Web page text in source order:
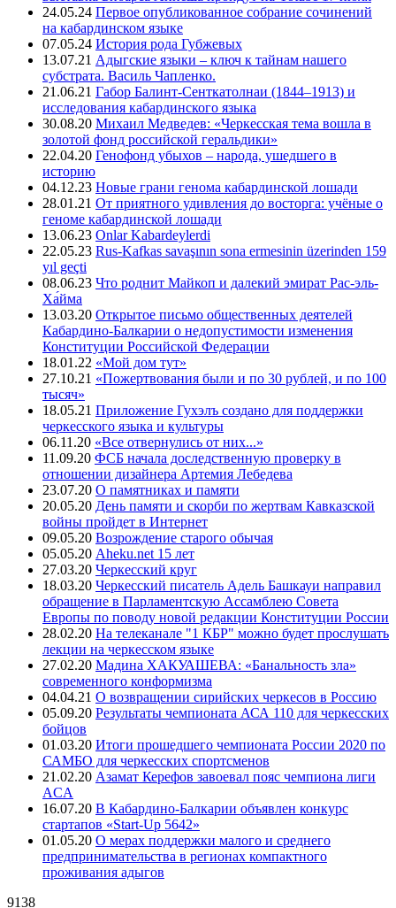
24.05.24 Первое опубликованное собрание сочинений
на кабардинском языке
07.05.24 История рода Губжевых
13.07.21 Адыгские языки – ключ к тайнам нашего
субстрата. Василь Чапленко.
21.06.21 Габор Балинт-Сенткатолнаи (1844–1913) и
исследования кабардинского языка
30.08.20 Михаил Медведев: «Черкесская тема вошла в
золотой фонд российской геральдики»
22.04.20 Генофонд убыхов – народа, ушедшего в
историю
04.12.23 Новые грани генома кабардинской лошади
28.01.21 От приятного удивления до восторга: учёные о
геноме кабардинской лошади
13.06.23 Onlar Kabardeylerdi
22.05.23 Rus-Kafkas savaşının sona ermesinin üzerinden 159
yıl geçti
08.06.23 Что роднит Майкоп и далекий эмират Рас-эль-
Ха́йма
13.03.20 Открытое письмо общественных деятелей
Кабардино-Балкарии о недопустимости изменения
Конституции Российской Федерации
18.01.22 «Мой дом тут»
27.10.21 «Пожертвования были и по 30 рублей, и по 100
тысяч»
18.05.21 Приложение Гухэлъ создано для поддержки
черкесского языка и культуры
06.11.20 «Все отвернулись от них...»
11.09.20 ФСБ начала доследственную проверку в
отношении дизайнера Артемия Лебедева
23.07.20 О памятниках и памяти
20.05.20 День памяти и скорби по жертвам Кавказской
войны пройдет в Интернет
09.05.20 Возрождение старого обычая
05.05.20 Aheku.net 15 лет
27.03.20 Черкесский круг
18.03.20 Черкесский писатель Адель Башкауи направил
обращение в Парламентскую Ассамблею Совета
Европы по поводу новой редакции Конституции России
28.02.20 На телеканале "1 КБР" можно будет прослушать
лекции на черкесском языке
27.02.20 Мадина ХАКУАШЕВА: «Банальность зла»
современного конформизма
04.04.21 О возвращении сирийских черкесов в Россию
05.09.20 Результаты чемпионата АСА 110 для черкесских
бойцов
01.03.20 Итоги прошедшего чемпионата России 2020 по
САМБО для черкесских спортсменов
21.02.20 Азамат Керефов завоевал пояс чемпиона лиги
ACA
16.07.20 В Кабардино-Балкарии объявлен конкурс
стартапов «Start-Up 5642»
01.05.20 О мерах поддержки малого и среднего
предпринимательства в регионах компактного
проживания адыгов
9138